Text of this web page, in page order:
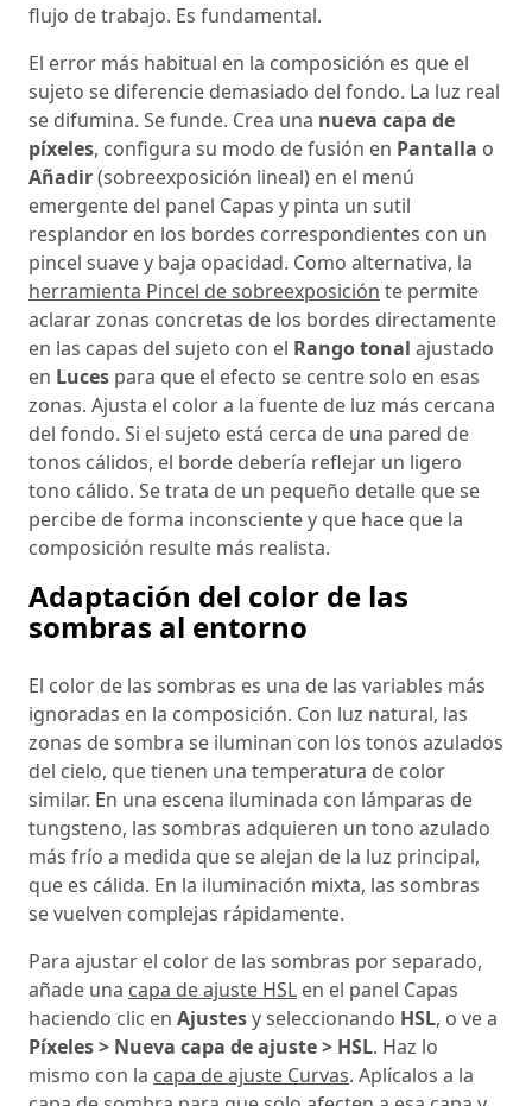
flujo de trabajo. Es fundamental.
El error más habitual en la composición es que el
sujeto se diferencie demasiado del fondo. La luz real
se difumina. Se funde. Crea una nueva capa de
píxeles, configura su modo de fusión en Pantalla o
Añadir(sobreexposición lineal) en el menú
emergente del panel Capas y pinta un sutil
resplandor en los bordes correspondientes con un
pincel suave y baja opacidad. Como alternativa, la
herramienta Pincel de sobreexposición te permite
aclarar zonas concretas de los bordes directamente
en las capas del sujeto con el Rango tonal ajustado
en Luces para que el efecto se centre solo en esas
zonas. Ajusta el color a la fuente de luz más cercana
del fondo. Si el sujeto está cerca de una pared de
tonos cálidos, el borde debería reflejar un ligero
tono cálido. Se trata de un pequeño detalle que se
percibe de forma inconsciente y que hace que la
composición resulte más realista.
Adaptación del color de las
sombras al entorno
El color de las sombras es una de las variables más
ignoradas en la composición. Con luz natural, las
zonas de sombra se iluminan con los tonos azulados
del cielo, que tienen una temperatura de color
similar. En una escena iluminada con lámparas de
tungsteno, las sombras adquieren un tono azulado
más frío a medida que se alejan de la luz principal,
que es cálida. En la iluminación mixta, las sombras
se vuelven complejas rápidamente.
Para ajustar el color de las sombras por separado,
añade una capa de ajuste HSL en el panel Capas
haciendo clic en Ajustesy seleccionando HSL, o ve a
Píxeles > Nueva capa de ajuste > HSL. Haz lo
mismo con la capa de ajuste Curvas. Aplícalos a la